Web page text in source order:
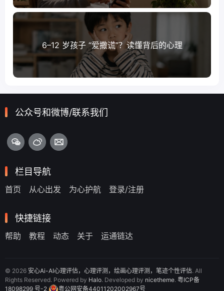
6–12 岁孩子 “爱撒谎”？读懂背后的心理
公众号和微博/联系我们
栏目导航
首页 从心出发 为心护航 登录/注册
快捷链接
帮助 教程 动态 关于 运通链达
© 2026 安心Ai-AI心理评估，心理评测，绘画心理评测，笔迹个性评估. All
Rights Reserved. Powered by Halo. Developed by nicetheme. 粤ICP备
18098299 号-2
粤公网安备44011202002967号